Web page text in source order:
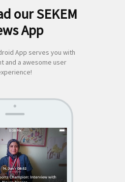
our SEKEM
App
App serves you with
and a awesome user